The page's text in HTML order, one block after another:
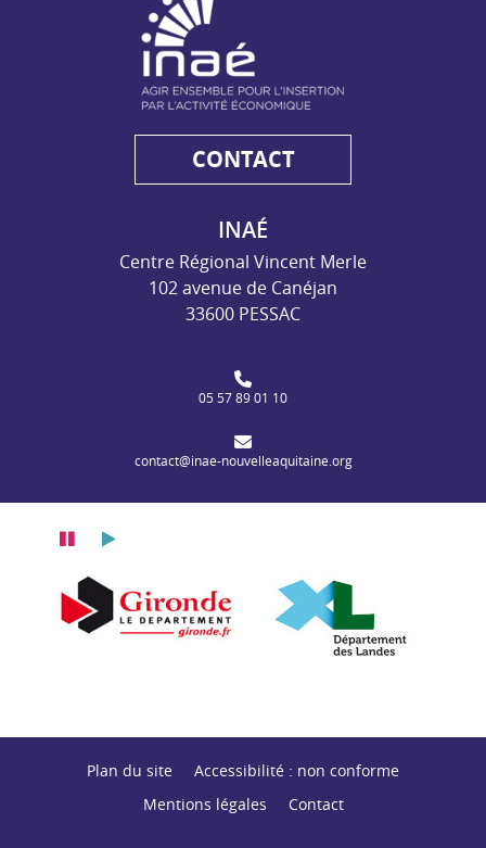
CONTACT
INAÉ
Centre Régional Vincent Merle
102 avenue de Canéjan
33600 PESSAC
05 57 89 01 10
contact@inae-nouvelleaquitaine.org
PauseLecture
Nouvelle-AquitaineDépartement de la Gironde
Département des
Plan du site
Accessibilité : non conforme
Mentions légales
Contact